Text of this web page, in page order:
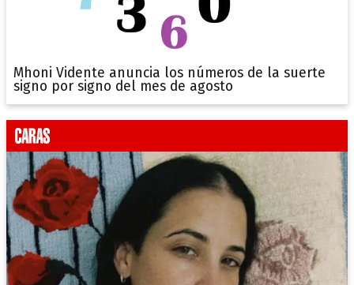
Mhoni Vidente anuncia los números de la suerte
signo por signo del mes de agosto